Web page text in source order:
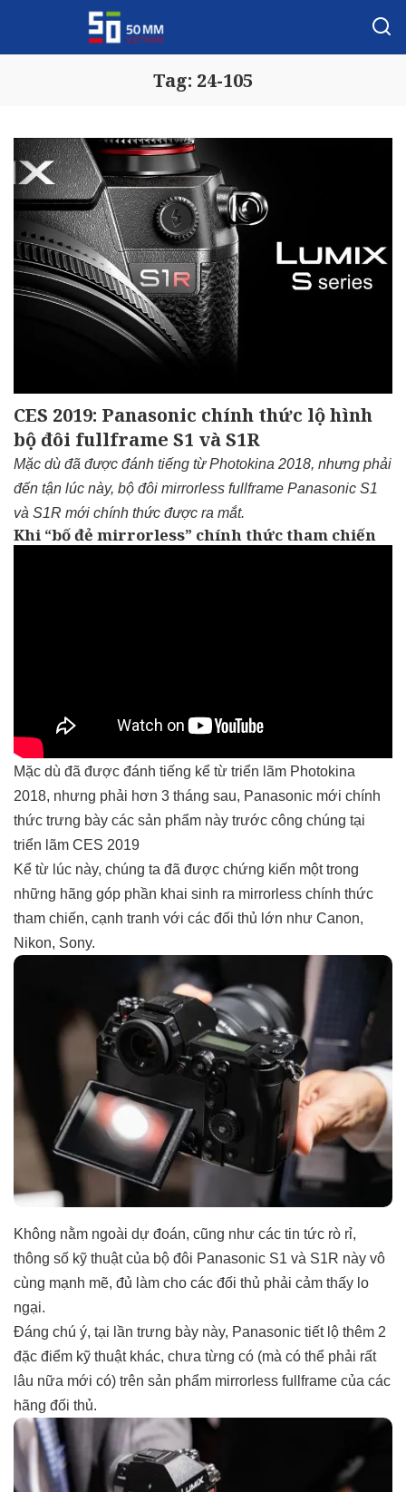
Tag: 24-105
CES 2019: Panasonic chính thức lộ hình
bộ đôi fullframe S1 và S1R
Mặc dù đã được đánh tiếng từ Photokina 2018, nhưng phải
đến tận lúc này, bộ đôi mirrorless fullframe Panasonic S1
và S1R mới chính thức được ra mắt.
Khi “bố đẻ mirrorless” chính thức tham chiến
Mặc dù đã được đánh tiếng kể từ triển lãm Photokina
2018, nhưng phải hơn 3 tháng sau, Panasonic mới chính
thức trưng bày các sản phẩm này trước công chúng tại
triển lãm CES 2019
Kể từ lúc này, chúng ta đã được chứng kiến một trong
những hãng góp phần khai sinh ra mirrorless chính thức
tham chiến, cạnh tranh với các đối thủ lớn như Canon,
Nikon, Sony.
Không nằm ngoài dự đoán, cũng như các tin tức rò rỉ,
thông số kỹ thuật của bộ đôi Panasonic S1 và S1R này vô
cùng mạnh mẽ, đủ làm cho các đối thủ phải cảm thấy lo
ngại.
Đáng chú ý, tại lần trưng bày này, Panasonic tiết lộ thêm 2
đặc điểm kỹ thuật khác, chưa từng có (mà có thể phải rất
lâu nữa mới có) trên sản phẩm mirrorless fullframe của các
hãng đối thủ.